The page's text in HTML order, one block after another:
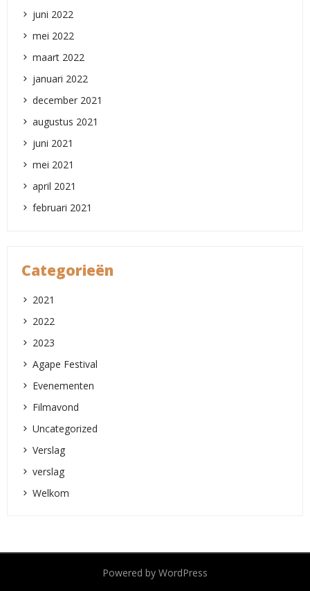
juni 2022
mei 2022
maart 2022
januari 2022
december 2021
augustus 2021
juni 2021
mei 2021
april 2021
februari 2021
Categorieën
2021
2022
2023
Agape Festival
Evenementen
Filmavond
Uncategorized
Verslag
verslag
Welkom
Powered by WordPress